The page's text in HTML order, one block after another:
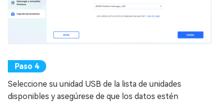
Seleccione su unidad USB de la lista de unidades
disponibles y asegúrese de que los datos estén